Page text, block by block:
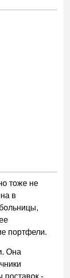
тоже не
в
портфели.
Она